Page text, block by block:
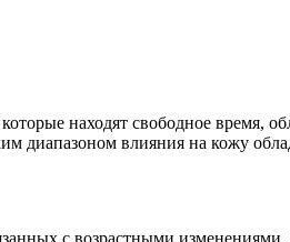
находят свободное время,
диапазоном влияния на кожу